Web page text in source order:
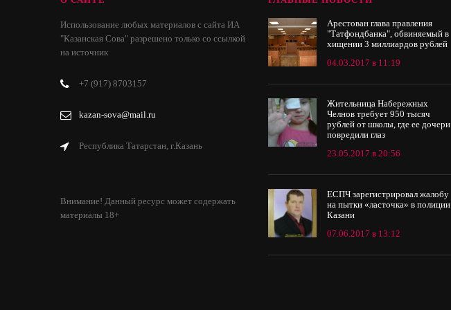
Использование любых материалов с сайта ИА
"Казанская Сова" разрешено только со ссылкой
на источник
+7 (917) 8703157
kazan-sova@mail.ru
Республика Татарстан, г.Казань
Внимание! Данный ресурс может содержать
материалы 18+
Арестован глава правления
"Татфондбанка", обвиняемый в
хищении 3 миллиардов рублей
04.03.2017 в 11:19
Жительница Набережных
Челнов требует 950 тысяч
рублей от школы, где ее дочери
повредили глаз
23.05.2017 в 20:56
ЕСПЧ зарегистрировал жалобу
на пытки «ласточка» в полиции
Казани
07.06.2017 в 13:12